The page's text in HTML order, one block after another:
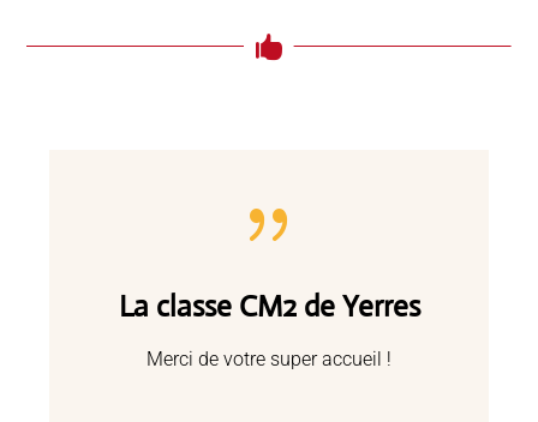

{
La classe CM2 de Yerres
Merci de votre super accueil !